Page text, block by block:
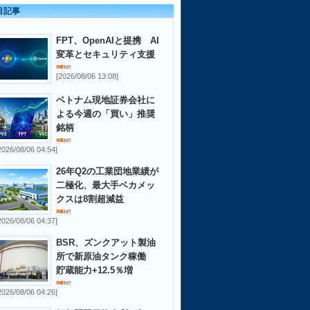
記事
FPT、OpenAIと提携 AI
変革とセキュリティ支援
[2026/08/06 13:08]
ベトナム現地証券会社に
よる今週の「買い」推奨
銘柄
08/06 04:54]
26年Q2の工業団地業績が
二極化、最大手ベカメッ
クスは8割超減益
08/06 04:37]
BSR、ズンクアット製油
所で新原油タンク稼働
貯蔵能力+12.5％増
08/06 04:26]